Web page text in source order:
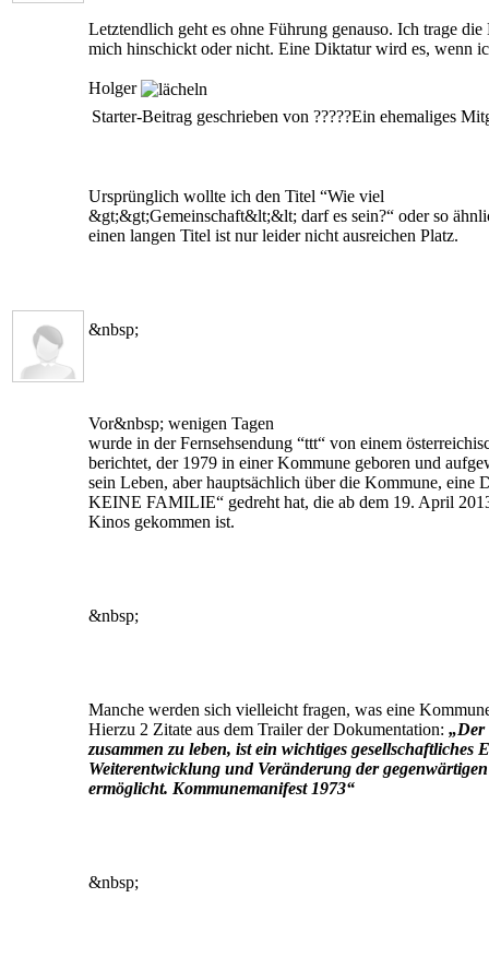
Letztendlich geht es ohne Führung genauso. Ich trage
mich hinschickt oder nicht. Eine Diktatur wird es, wenn
Holger
Starter-Beitrag geschrieben von ?????Ein ehemaliges
Ursprünglich wollte ich den Titel “Wie viel
&gt;&gt;Gemeinschaft&lt;&lt; darf es sein?“ oder so
einen langen Titel ist nur leider nicht ausreichen Platz.
&nbsp;
Vor&nbsp; wenigen Tagen
wurde in der Fernsehsendung “ttt“ von einem
berichtet, der 1979 in einer Kommune geboren und
sein Leben, aber hauptsächlich über die Kommune, eine
KEINE FAMILIE“ gedreht hat, die ab dem 19. April
Kinos gekommen ist.
&nbsp;
Manche werden sich vielleicht fragen, was eine
Hierzu 2 Zitate aus dem Trailer der Dokumentation: „Der
zusammen zu leben, ist ein wichtiges gesellschaftliches
Weiterentwicklung und Veränderung der
ermöglicht. Kommunemanifest 1973“
&nbsp;